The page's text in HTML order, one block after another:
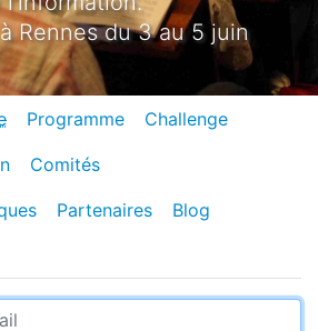
Rennes du 3 au 5 juin
Programme Challenge
Comités
Partenaires Blog